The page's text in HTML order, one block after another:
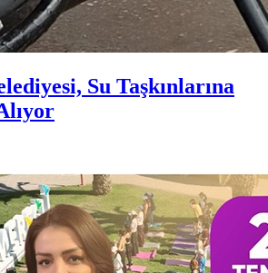
Su Taşkınlarına